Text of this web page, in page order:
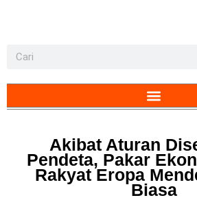
Akibat Aturan
Pendeta, Pakar
Rakyat Eropa
Biasa